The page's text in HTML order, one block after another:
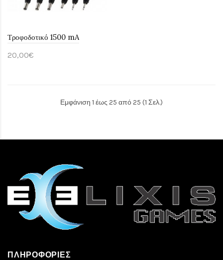
Τροφοδοτικό 1500 mA
20,00€
Εμφάνιση 1 έως 25 από 25 (1 Σελ.)
ΠΛΗΡΟΦΟΡΊΕΣ